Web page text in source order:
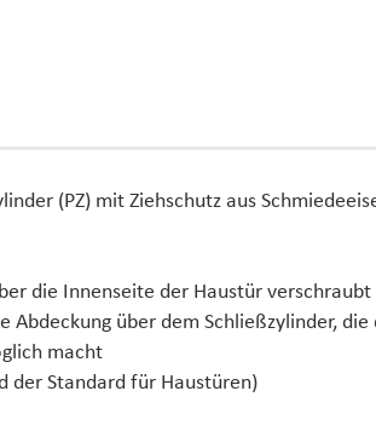
(PZ) mit Ziehschutz aus
die Innenseite der Haustür verschraubt
Abdeckung über dem Schließzylinder,
macht
der Standard für Haustüren)